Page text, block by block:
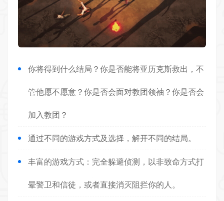
你将得到什么结局？你是否能将亚历克斯救出，不
管他愿不愿意？你是否会面对教团领袖？你是否会
加入教团？
通过不同的游戏方式及选择，解开不同的结局。
丰富的游戏方式：完全躲避侦测，以非致命方式打
晕警卫和信徒，或者直接消灭阻拦你的人。